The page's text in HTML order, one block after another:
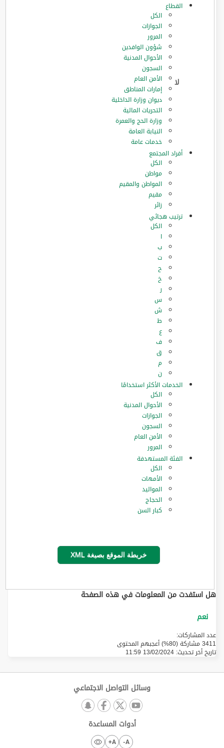
القطاع
الكل
الجوازات
المرور
‏شؤون الوافدين
الأحوال المدنية
السجون
الأمن العام
إمارات المناطق
ديوان وزارة الداخلية
التحريات المالية
وزارة الحج والعمرة
النيابة العامة
خدمات عامة
أفراد المجتمع
الكل
مواطن
المواطن والمقيم
مقيم
زائر
ترتيب هجائي
الكل
ا
ب
ت
ح
خ
ر
س
ش
ط
ع
ف
ق
م
ن
الخدمات الأكثر استخدامًا
الكل
الأحوال المدنية
الجوازات
السجون
الأمن العام
المرور
الفئة المستهدفة
الكل
الأمهات
المواليد
الحجاج
كبار السن
خريطة الموقع بصيغة XML
هل استفدت من المعلومات في هذه الصفحة
عدد المشاركات:
3411 مشاركة (80%) أعجبهم المحتوى
تاريخ أخر تحديث: 13/02/2024 11:59
وسائل التواصل الاجتماعي
أدوات المساعدة
A-
A+